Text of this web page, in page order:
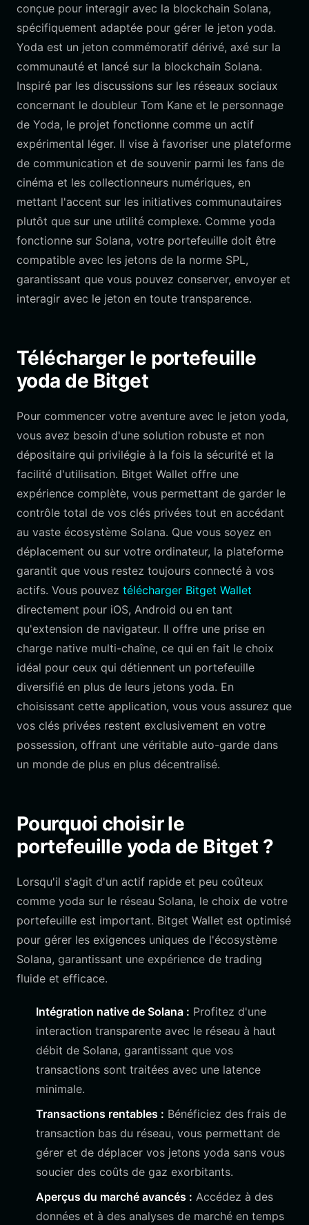
conçue pour interagir avec la blockchain Solana,
spécifiquement adaptée pour gérer le jeton yoda.
Yoda est un jeton commémoratif dérivé, axé sur la
communauté et lancé sur la blockchain Solana.
Inspiré par les discussions sur les réseaux sociaux
concernant le doubleur Tom Kane et le personnage
de Yoda, le projet fonctionne comme un actif
expérimental léger. Il vise à favoriser une plateforme
de communication et de souvenir parmi les fans de
cinéma et les collectionneurs numériques, en
mettant l'accent sur les initiatives communautaires
plutôt que sur une utilité complexe. Comme yoda
fonctionne sur Solana, votre portefeuille doit être
compatible avec les jetons de la norme SPL,
garantissant que vous pouvez conserver, envoyer et
interagir avec le jeton en toute transparence.
Télécharger le portefeuille
yoda de Bitget
Pour commencer votre aventure avec le jeton yoda,
vous avez besoin d'une solution robuste et non
dépositaire qui privilégie à la fois la sécurité et la
facilité d'utilisation. Bitget Wallet offre une
expérience complète, vous permettant de garder le
contrôle total de vos clés privées tout en accédant
au vaste écosystème Solana. Que vous soyez en
déplacement ou sur votre ordinateur, la plateforme
garantit que vous restez toujours connecté à vos
actifs. Vous pouvez télécharger Bitget Wallet
directement pour iOS, Android ou en tant
qu'extension de navigateur. Il offre une prise en
charge native multi-chaîne, ce qui en fait le choix
idéal pour ceux qui détiennent un portefeuille
diversifié en plus de leurs jetons yoda. En
choisissant cette application, vous vous assurez que
vos clés privées restent exclusivement en votre
possession, offrant une véritable auto-garde dans
un monde de plus en plus décentralisé.
Pourquoi choisir le
portefeuille yoda de Bitget ?
Lorsqu'il s'agit d'un actif rapide et peu coûteux
comme yoda sur le réseau Solana, le choix de votre
portefeuille est important. Bitget Wallet est optimisé
pour gérer les exigences uniques de l'écosystème
Solana, garantissant une expérience de trading
fluide et efficace.
Intégration native de Solana : Profitez d'une
interaction transparente avec le réseau à haut
débit de Solana, garantissant que vos
transactions sont traitées avec une latence
minimale.
Transactions rentables : Bénéficiez des frais de
transaction bas du réseau, vous permettant de
gérer et de déplacer vos jetons yoda sans vous
soucier des coûts de gaz exorbitants.
Aperçus du marché avancés : Accédez à des
données et à des analyses de marché en temps